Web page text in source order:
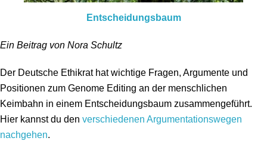
Entscheidungsbaum
Ein Beitrag von Nora Schultz
Der Deutsche Ethikrat hat wichtige Fragen, Argumente und
Positionen zum Genome Editing an der menschlichen
Keimbahn in einem Entscheidungsbaum zusammengeführt.
Hier kannst du den verschiedenen Argumentationswegen
nachgehen.